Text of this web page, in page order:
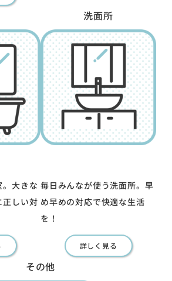
大きな
正しい対
洗面所
毎日みんなが使う洗面所。早
め早めの対応で快適な生活
を！
詳しく見る
その他